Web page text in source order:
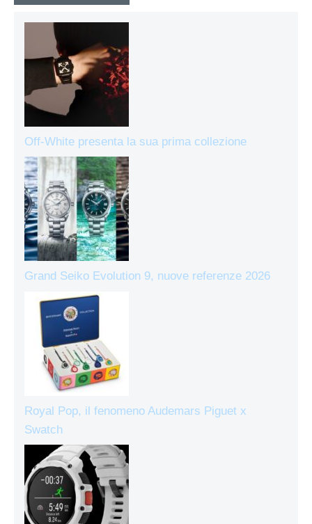
Off-White presenta la sua prima collezione
Grand Seiko Evolution 9, nuove referenze 2026
Royal Pop, il fenomeno Audemars Piguet x
Swatch